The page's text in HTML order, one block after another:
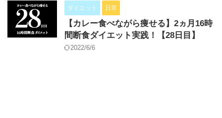
ダイエット 日常
【カレー食べながら痩せる】2ヵ月16時
間断食ダイエット実践！【28日目】
2022/6/6